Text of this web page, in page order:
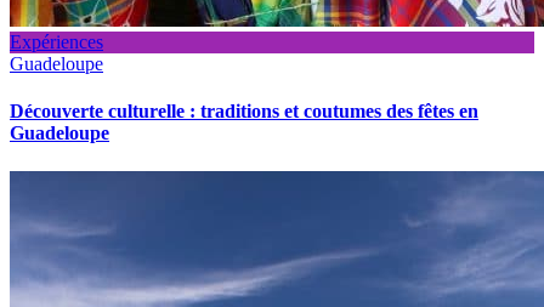
Expériences
Guadeloupe
Découverte culturelle : traditions et coutumes des fêtes en
Guadeloupe